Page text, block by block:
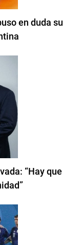
en duda su
“Hay que